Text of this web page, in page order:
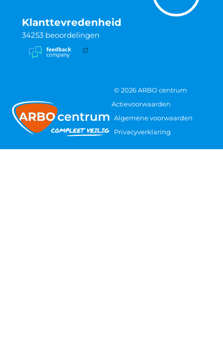
Klanttevredenheid
34253 beoordelingen
© 2026 ARBO centrum
Actievoorwaarden
Algemene voorwaarden
Privacyverklaring